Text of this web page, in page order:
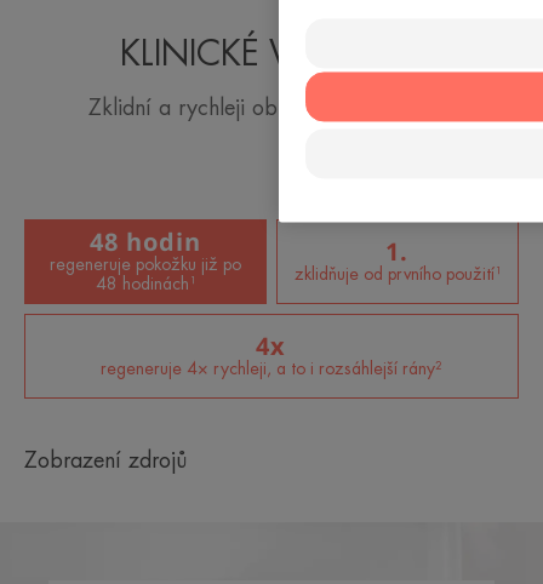
KLINICKÉ VÝSLEDKY
Zklidní a rychleji obnoví vaši pokožku.
48 hodin
regeneruje pokožku již po
48 hodinách¹
1.
zklidňuje od prvního použití¹
4x
regeneruje 4× rychleji, a to i rozsáhlejší rány²
Zobrazení zdrojů